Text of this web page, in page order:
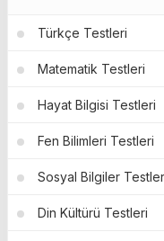
Türkçe Testleri
Matematik Testleri
Hayat Bilgisi Testleri
Fen Bilimleri Testleri
Sosyal Bilgiler
Din Kültürü Testleri